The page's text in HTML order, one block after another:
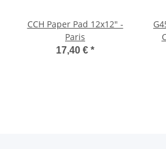
CCH Paper Pad 12x12" -
Paris
17,40 € *